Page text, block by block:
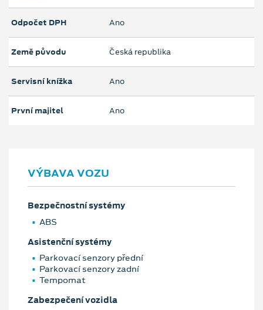
Odpočet DPH Ano
Země původu Česká republika
Servisní knížka Ano
První majitel Ano
VÝBAVA VOZU
Bezpečnostní systémy
ABS
Asistenční systémy
Parkovací senzory přední
Parkovací senzory zadní
Tempomat
Zabezpečení vozidla